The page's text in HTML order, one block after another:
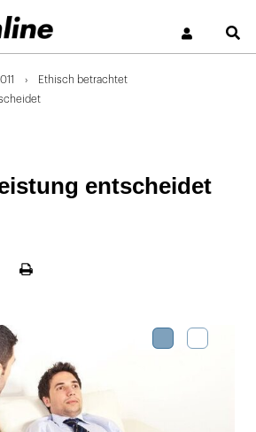
Ethisch betrachtet
entscheidet
Seite